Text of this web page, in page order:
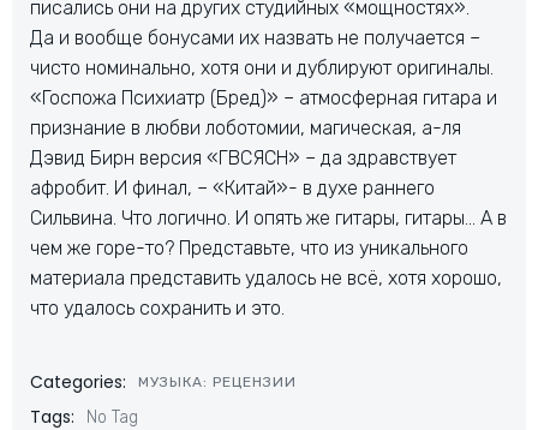
писались они на других студийных «мощностях».
Да и вообще бонусами их назвать не получается –
чисто номинально, хотя они и дублируют оригиналы.
«Госпожа Психиатр (Бред)» – атмосферная гитара и
признание в любви лоботомии, магическая, а-ля
Дэвид Бирн версия «ГВСЯСН» – да здравствует
афробит. И финал, – «Китай»- в духе раннего
Сильвина. Что логично. И опять же гитары, гитары… А в
чем же горе-то? Представьте, что из уникального
материала представить удалось не всё, хотя хорошо,
что удалось сохранить и это.
Categories: МУЗЫКА: РЕЦЕНЗИИ
Tags: No Tag